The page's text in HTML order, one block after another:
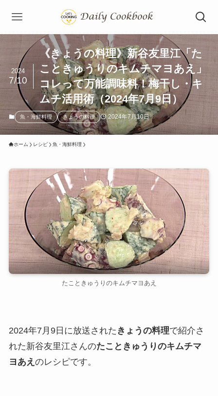
《きょうの料理》新谷友里江「た
こときゅうりのキムチマヨあえ」
コレって万能調味料！梅干し・キ
ムチ活用術（2024年7月9日）
2024
7/10
魚・海鮮料理 きょうの料理 2024年7月10日
ホーム レシピ 魚・海鮮料理
たこときゅうりのキムチマヨあえ
2024年7月9日に放送された きょうの料理で紹介さ
れた新谷友里江さんのたこときゅうりのキムチマ
ヨあえ のレシピです。